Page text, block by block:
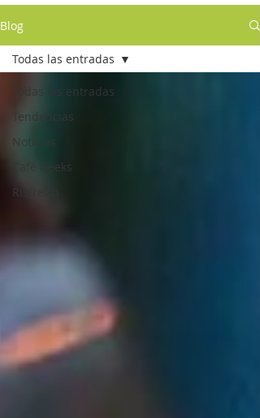
Blog
Todas las entradas
Tendencias
Noticias
Café Geeks
Ristretto
Todas las entradas